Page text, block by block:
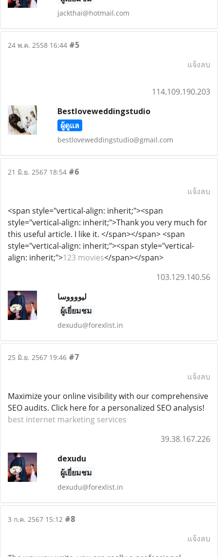
jackthai@hotmail.com
24 พ.ค. 2558 16:44 #5
แจ้งลบ
114.109.190.203
Bestloveweddingstudio
ผู้ดูแล
bestloveweddingstudio@gmail.com
21 มิ.ย. 2567 18:54 #6
แจ้งลบ
<span style="vertical-align: inherit;"><span
style="vertical-align: inherit;">Thank you very much for
this useful article. I like it. </span></span> <span
style="vertical-align: inherit;"><span style="vertical-
align: inherit;">123 movies</span></span>
103.129.140.56
لیووووسا
ผู้เยี่ยมชม
dexudu@forexlist.in
25 มิ.ย. 2567 19:46 #7
แจ้งลบ
Maximize your online visibility with our comprehensive
SEO audits. Click here for a personalized SEO analysis!
best internet marketing services
39.38.167.226
dexudu
ผู้เยี่ยมชม
dexudu@forexlist.in
3 ก.ค. 2567 15:12 #8
แจ้งลบ